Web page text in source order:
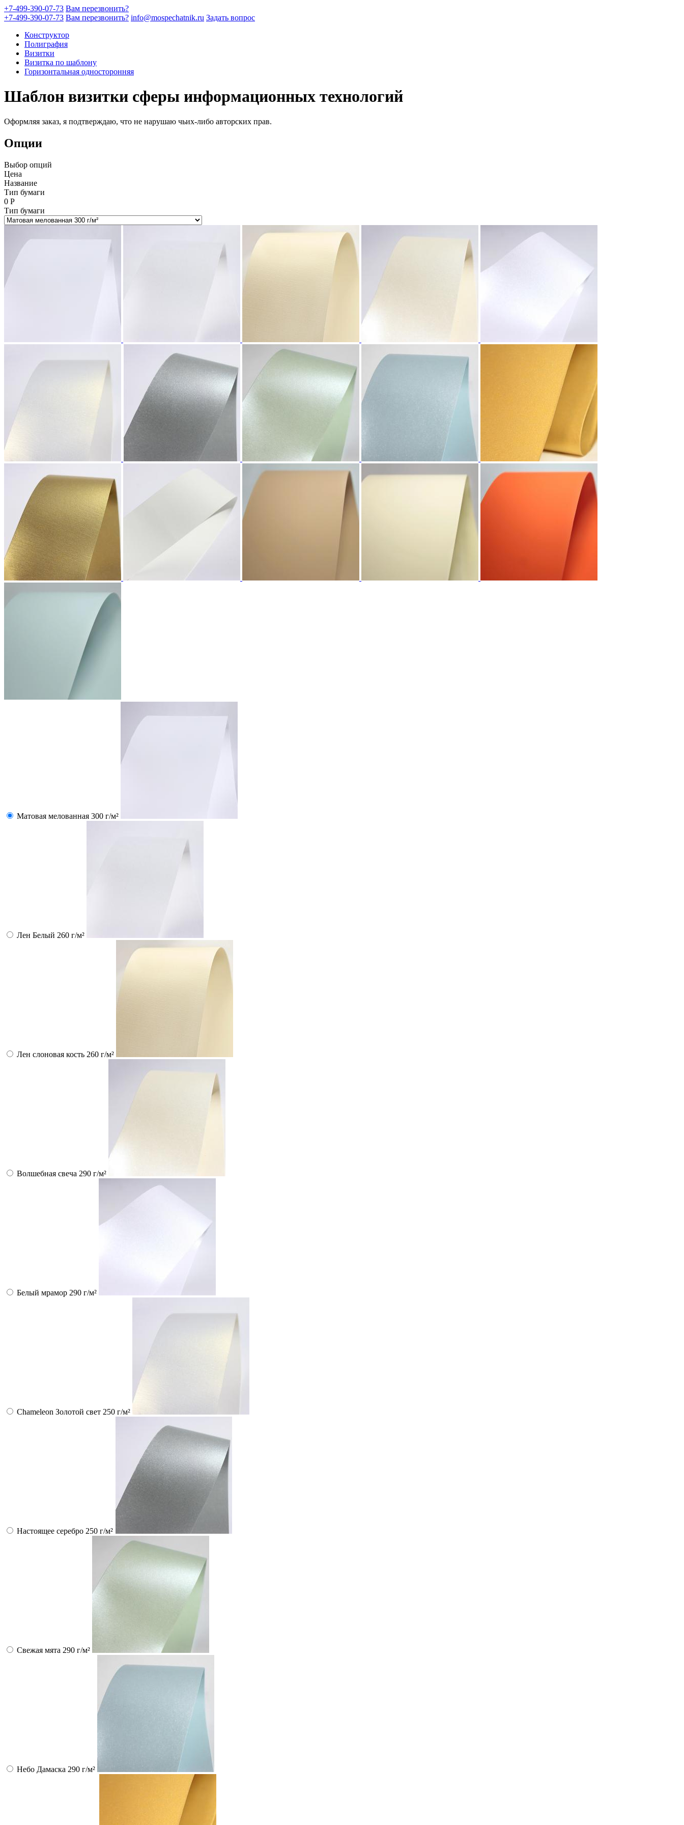
+7-499-390-07-73 Вам перезвонить?
+7-499-390-07-73 Вам перезвонить? info@mospechatnik.ru Задать вопрос
Конструктор
Полиграфия
Визитки
Визитка по шаблону
Горизонтальная односторонняя
Шаблон визитки сферы информационных технологий
Оформляя заказ, я подтверждаю, что не нарушаю чьих-либо авторских прав.
Опции
Выбор опций
Цена
Название
Тип бумаги
0 Р
Тип бумаги
Матовая мелованная 300 г/м²
Лен Белый 260 г/м²
Лен слоновая кость 260 г/м²
Волшебная свеча 290 г/м²
Белый мрамор 290 г/м²
Chameleon Золотой свет 250 г/м²
Настоящее серебро 250 г/м²
Свежая мята 290 г/м²
Небо Дамаска 290 г/м²